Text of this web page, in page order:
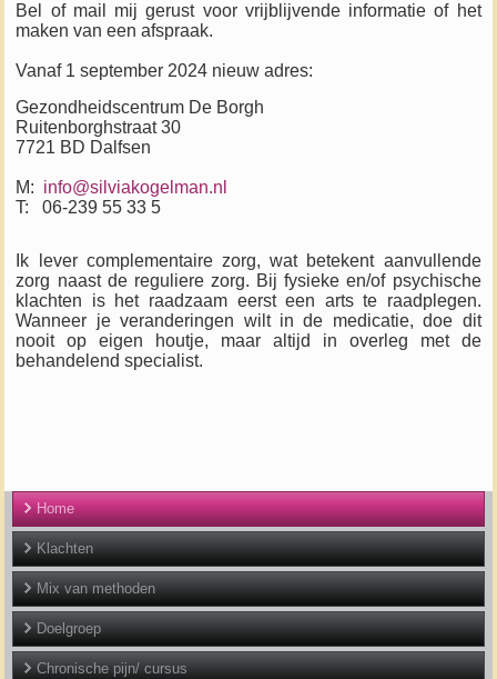
Bel of mail mij gerust voor vrijblijvende informatie of het
maken van een afspraak.
Vanaf 1 september 2024 nieuw adres:
Gezondheidscentrum De Borgh
Ruitenborghstraat 30
7721 BD Dalfsen
M: info@silviakogelman.nl
T: 06-239 55 33 5
Ik lever complementaire zorg, wat betekent aanvullende
zorg naast de reguliere zorg. Bij fysieke en/of psychische
klachten is het raadzaam eerst een arts te raadplegen.
Wanneer je veranderingen wilt in de medicatie, doe dit
nooit op eigen houtje, maar altijd in overleg met de
behandelend specialist.
Home
Klachten
Mix van methoden
Doelgroep
Chronische pijn/ cursus